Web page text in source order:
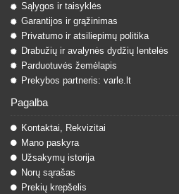
Sąlygos ir taisyklės
Garantijos ir grąžinimas
Privatumo ir atsiliepimų politika
Drabužių ir avalynės dydžių lentelės
Parduotuvės žemėlapis
Prekybos partneris: varle.lt
Pagalba
Kontaktai, Rekvizitai
Mano paskyra
Užsakymų istorija
Norų sąrašas
Prekių krepšelis